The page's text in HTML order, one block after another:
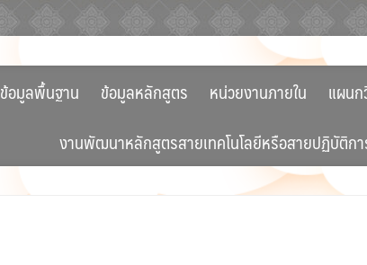
ข้อมูลพื้นฐาน ข้อมูลหลักสูตร หน่วยงานภายใน แผนก
งานพัฒนาหลักสูตรสายเทคโนโลยีหรือสายปฏิบัติก